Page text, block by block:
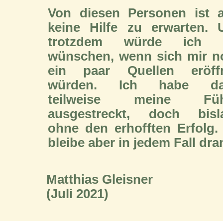
Von diesen Personen ist
keine Hilfe zu erwarten.
trotzdem würde ich
wünschen, wenn sich mir
ein paar Quellen
würden. Ich habe
teilweise meine
ausgestreckt, doch
ohne den erhofften Erfolg.
bleibe aber in jedem Fall
Matthias Gleisner
(Juli 2021)